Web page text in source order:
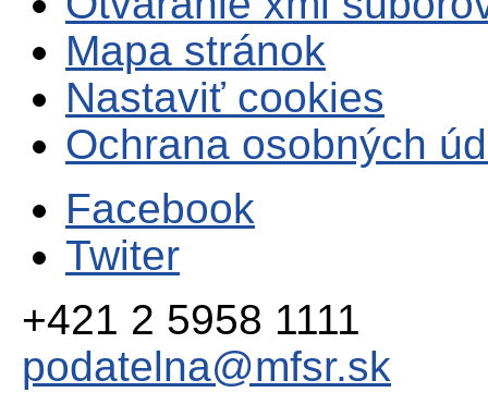
Mapa stránok
Nastaviť cookies
Ochrana osobných
Facebook
Twiter
+421 2 5958 1111
podatelna@mfsr.sk